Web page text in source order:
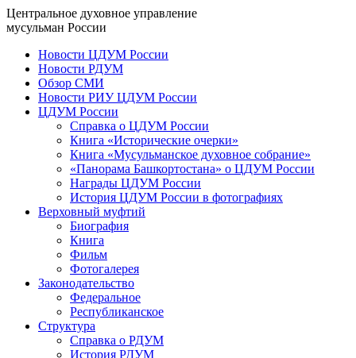
Центральное духовное управление
мусульман России
Новости ЦДУМ России
Новости РДУМ
Обзор СМИ
Новости РИУ ЦДУМ России
ЦДУМ России
Справка о ЦДУМ России
Книга «Исторические очерки»
Книга «Мусульманское духовное собрание»
«Панорама Башкортостана» о ЦДУМ России
Награды ЦДУМ России
История ЦДУМ России в фотографиях
Верховный муфтий
Биография
Книга
Фильм
Фотогалерея
Законодательство
Федеральное
Республиканское
Структура
Справка о РДУМ
История РДУМ